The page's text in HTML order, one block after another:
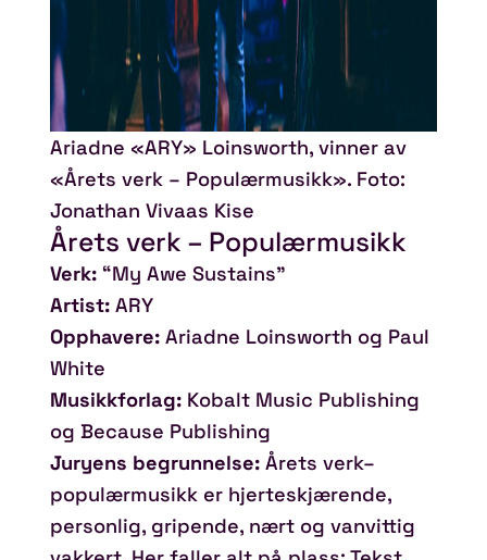
Ariadne «ARY» Loinsworth, vinner av
«Årets verk – Populærmusikk». Foto:
Jonathan Vivaas Kise
Årets verk – Populærmusikk
Verk: “My Awe Sustains”
Artist: ARY
Opphavere:Ariadne Loinsworth og Paul
White
Musikkforlag: Kobalt Music Publishing
og Because Publishing
Juryens begrunnelse:Årets verk–
populærmusikk er hjerteskjærende,
personlig, gripende, nært og vanvittig